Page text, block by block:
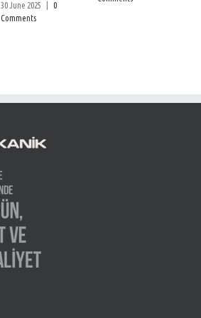
30 June 2025
0
Comments